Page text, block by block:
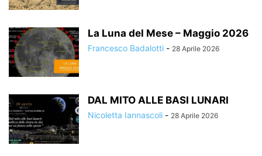
La Luna del Mese – Maggio 2026
Francesco Badalotti - 28 Aprile 2026
DAL MITO ALLE BASI LUNARI
Nicoletta Iannascoli - 28 Aprile 2026